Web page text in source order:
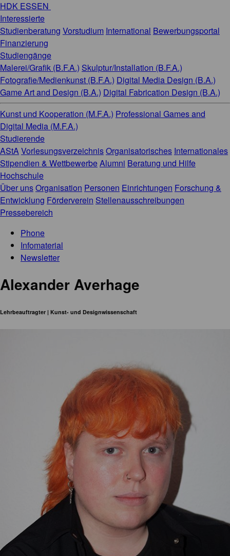
HDK ESSEN
Interessierte
Studienberatung Vorstudium International Bewerbungsportal
Finanzierung
Studiengänge
Malerei/Grafik (B.F.A.) Skulptur/Installation (B.F.A.)
Fotografie/Medienkunst (B.F.A.) Digital Media Design (B.A.)
Game Art and Design (B.A.) Digital Fabrication Design (B.A.)
Kunst und Kooperation (M.F.A.) Professional Games and
Digital Media (M.F.A.)
Studierende
AStAVorlesungsverzeichnisOrganisatorisches Internationales
Stipendien & WettbewerbeAlumni Beratung und Hilfe
Hochschule
Über unsOrganisation Personen Einrichtungen Forschung &
Entwicklung Förderverein Stellenausschreibungen
Pressebereich
Phone
Infomaterial
Newsletter
Alexander Averhage
Lehrbeauftragter | Kunst- und Designwissenschaft